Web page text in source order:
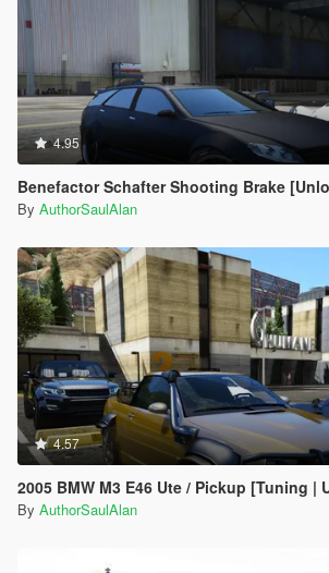
4.95
Benefactor Schafter Shooting Brake
By AuthorSaulAlan
4.57
2005 BMW M3 E46 Ute / Pickup [Tuning |
By AuthorSaulAlan